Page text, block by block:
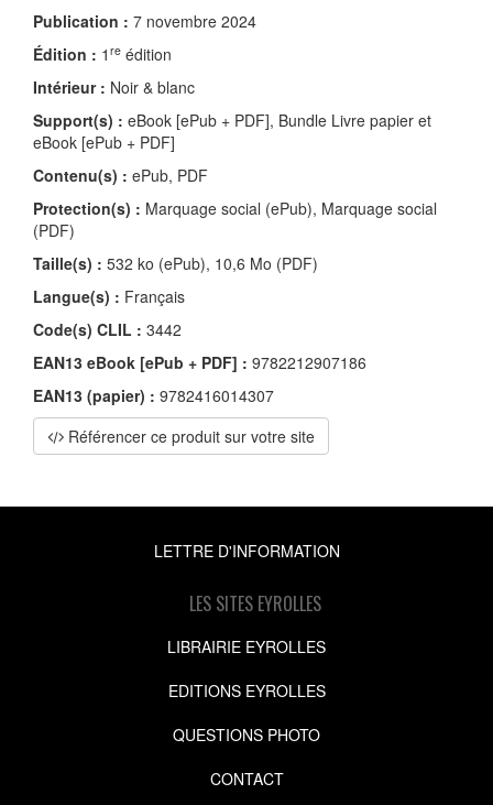
Publication : 7 novembre 2024
Édition : 1 re édition
Intérieur : Noir & blanc
Support(s) : eBook [ePub + PDF], Bundle Livre papier et
eBook [ePub + PDF]
Contenu(s) : ePub, PDF
Protection(s) : Marquage social (ePub), Marquage social
(PDF)
Taille(s) : 532 ko (ePub), 10,6 Mo (PDF)
Langue(s) : Français
Code(s) CLIL : 3442
EAN13 eBook [ePub + PDF] : 9782212907186
EAN13 (papier) : 9782416014307
Référencer ce produit sur votre site
LETTRE D'INFORMATION
LES SITES EYROLLES
LIBRAIRIE EYROLLES
EDITIONS EYROLLES
QUESTIONS PHOTO
CONTACT